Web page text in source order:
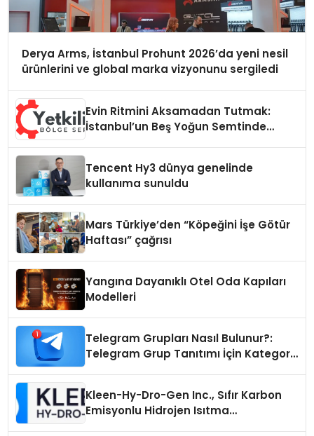
Derya Arms, İstanbul Prohunt 2026’da yeni nesil
ürünlerini ve global marka vizyonunu sergiledi
Evin Ritmini Aksamadan Tutmak:
İstanbul’un Beş Yoğun Semtinde
Tencent Hy3 dünya genelinde
kullanıma sunuldu
Mars Türkiye’den “Köpeğini İşe Götür
Haftası” çağrısı
Yangına Dayanıklı Otel Oda Kapıları
Modelleri
Telegram Grupları Nasıl Bulunur?:
Telegram Grup Tanıtımı İçin Kategori
Kleen-Hy-Dro-Gen Inc., Sıfır Karbon
Emisyonlu Hidrojen Isıtma